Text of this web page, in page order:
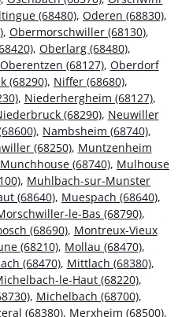
(68480), Oderen (68830),
, Obermorschwiller (68130),
, Oberlarg (68480),
Oberentzen (68127), Oberdorf
(68290), Niffer (68680),
, Niederhergheim (68127),
(68290), Neuwiller
, Nambsheim (68740),
(68250), Muntzenheim
Munchhouse (68740), Mulhouse
, Muhlbach-sur-Munster
(68640), Muespach (68640),
le-Bas (68790),
(68690), Montreux-Vieux
(68210), Mollau (68470),
(68470), Mittlach (68380),
le-Haut (68220),
, Michelbach (68700),
(68380), Merxheim (68500),